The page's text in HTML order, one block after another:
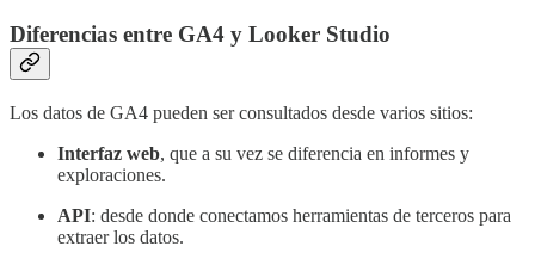
Diferencias entre GA4 y Looker Studio
Los datos de GA4 pueden ser consultados desde varios sitios:
Interfaz web, que a su vez se diferencia en informes y
exploraciones.
API: desde donde conectamos herramientas de terceros para
extraer los datos.